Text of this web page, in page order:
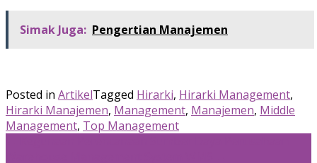
Simak Juga: Pengertian Manajemen
Posted in ArtikelTagged Hirarki, Hirarki Management,
Hirarki Manajemen, Management, Manajemen, Middle
Management, Top Management